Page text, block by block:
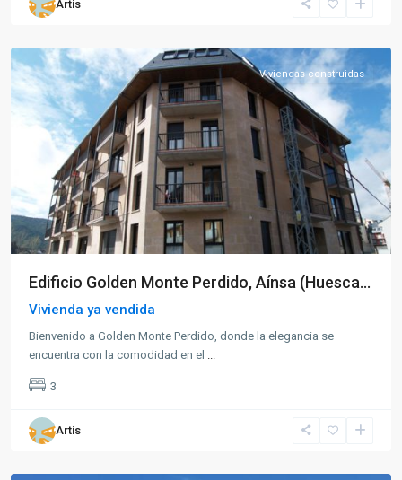
Artis
Viviendas construidas
Edificio Golden Monte Perdido, Aínsa (Huesca...
Vivienda ya vendida
Bienvenido a Golden Monte Perdido, donde la elegancia se
encuentra con la comodidad en el ...
3
Artis